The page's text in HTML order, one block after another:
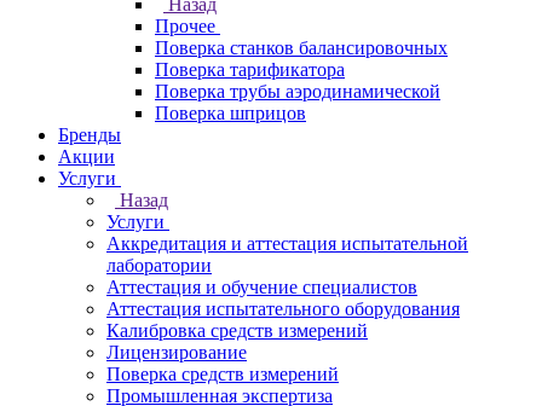
Назад
Прочее
Поверка станков балансировочных
Поверка тарификатора
Поверка трубы аэродинамической
Поверка шприцов
Бренды
Акции
Услуги
Назад
Услуги
Аккредитация и аттестация испытательной
лаборатории
Аттестация и обучение специалистов
Аттестация испытательного оборудования
Калибровка средств измерений
Лицензирование
Поверка средств измерений
Промышленная экспертиза